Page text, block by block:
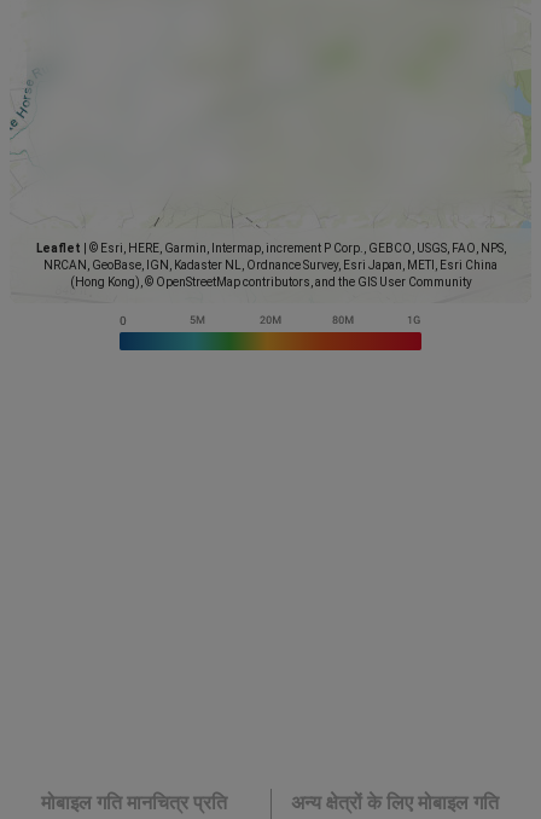
Leaflet
© Esri, HERE, Garmin, Intermap, increment P Corp., GEBCO, USGS, FAO, NPS,
NRCAN, GeoBase, IGN, Kadaster NL, Ordnance Survey, Esri Japan, METI, Esri China
(Hong Kong), © OpenStreetMap contributors, and the GIS User Community
मोबाइल गति मानचित्र प्रति
अन्य क्षेत्रों के लिए मोबाइल गति